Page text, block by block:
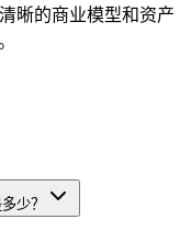
晰的商业模型和资产
少？